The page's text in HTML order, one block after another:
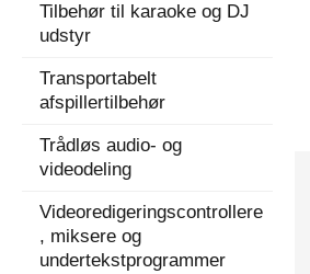
Tilbehør til karaoke og DJ
udstyr
Transportabelt
afspillertilbehør
Trådløs audio- og
videodeling
Videoredigeringscontrollere
, miksere og
undertekstprogrammer